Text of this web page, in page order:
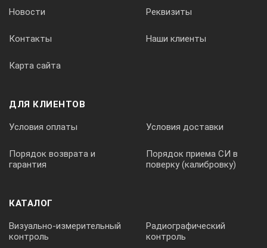
установочное кольцо
2,2
3707700025
Новости Реквизиты
Контакты Наши клиенты
Карта сайта
ДЛЯ КЛИЕНТОВ
Условия оплаты Условия доставки
Порядок возврата и
гарантия
Порядок приема СИ в
поверку (калибровку)
КАТАЛОГ
Визуально-измерительный
контроль
Радиографический
контроль